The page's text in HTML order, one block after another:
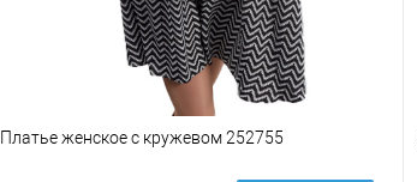
Платье женское с кружевом 252755